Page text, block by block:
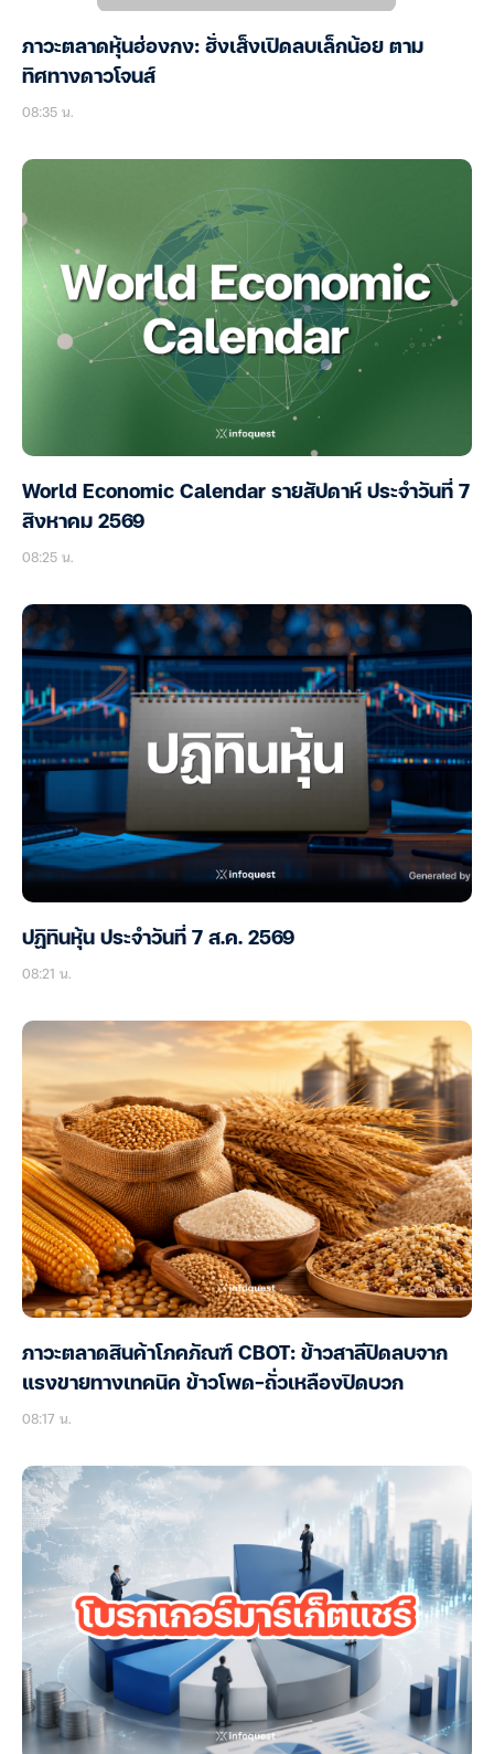
ภาวะตลาดหุ้นฮ่องกง: ฮั่งเส็งเปิดลบเล็กน้อย ตาม
ทิศทางดาวโจนส์
08:35 น.
World Economic Calendar รายสัปดาห์ ประจำวันที่ 7
สิงหาคม 2569
08:25 น.
ปฏิทินหุ้น ประจำวันที่ 7 ส.ค. 2569
08:21 น.
ภาวะตลาดสินค้าโภคภัณฑ์ CBOT: ข้าวสาลีปิดลบจาก
แรงขายทางเทคนิค ข้าวโพด-ถั่วเหลืองปิดบวก
08:17 น.